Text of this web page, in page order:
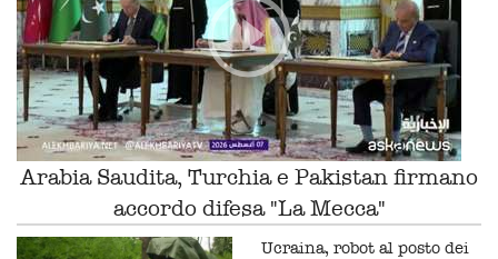
Arabia Saudita, Turchia e Pakistan firmano
accordo difesa "La Mecca"
Ucraina, robot al posto dei